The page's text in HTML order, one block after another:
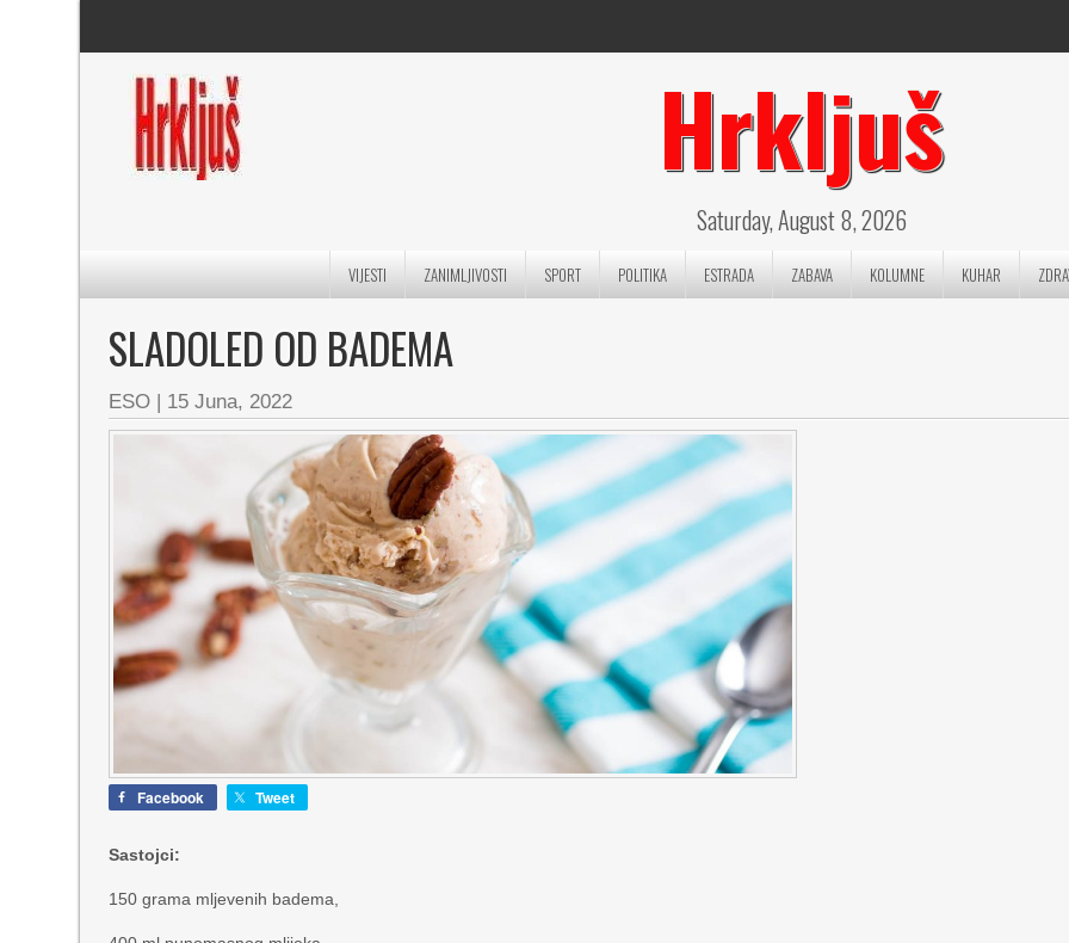
Hrkljuš
Saturday, August 8, 2026
VIJESTI ZANIMLJIVOSTI SPORT POLITIKA ESTRADA ZABAVA KOLUMNE KUHAR
SLADOLED OD BADEMA
ESO | 15 Juna, 2022
Facebook Tweet
Sastojci:
150 grama mljevenih badema,